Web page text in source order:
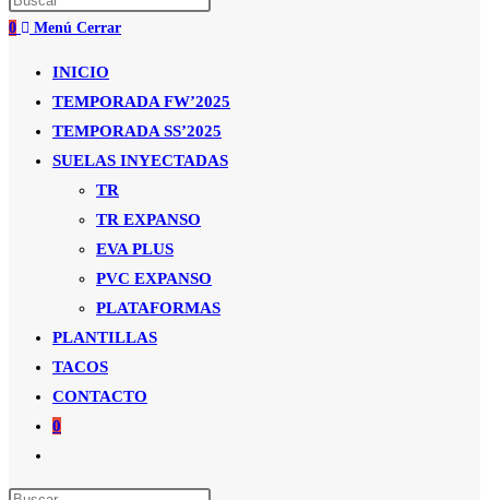
de
la
web
0 Menú Cerrar
INICIO
TEMPORADA FW’2025
TEMPORADA SS’2025
SUELAS INYECTADAS
TR
TR EXPANSO
EVA PLUS
PVC EXPANSO
PLATAFORMAS
PLANTILLAS
TACOS
CONTACTO
0